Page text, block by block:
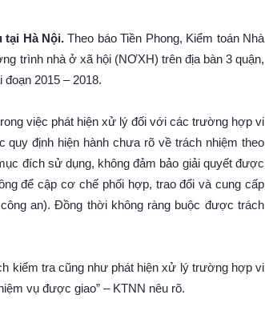
tại Hà Nội.Theo báo Tiền Phong, Kiểm toán Nhà
trình nhà ở xã hội (NƠXH) trên địa bàn 3 quận,
2015 – 2018.
việc phát hiện xử lý đối với các trường hợp vi
định hiện hành chưa rõ về trách nhiệm theo
đích sử dụng, không đảm bảo giải quyết được
để cập cơ chế phối hợp, trao đổi và cung cấp
an). Đồng thời không ràng buộc được trách
kiểm tra cũng như phát hiện xử lý trường hợp vi
vụ được giao” – KTNN nêu rõ.